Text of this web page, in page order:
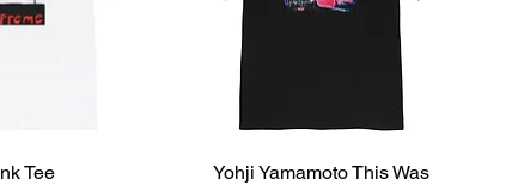
Tee
Yohji Yamamoto This Was